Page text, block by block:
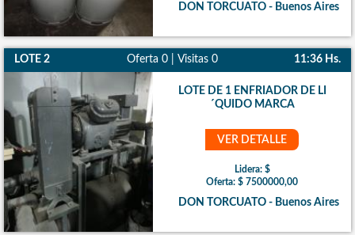
DON TORCUATO - Buenos Aires
LOTE 2 Oferta 0 | Visitas 0 11:36 Hs.
LOTE DE 1 ENFRIADOR DE LI
´QUIDO MARCA
VER DETALLE
Lidera: $
Oferta: $ 7500000,00
DON TORCUATO - Buenos Aires